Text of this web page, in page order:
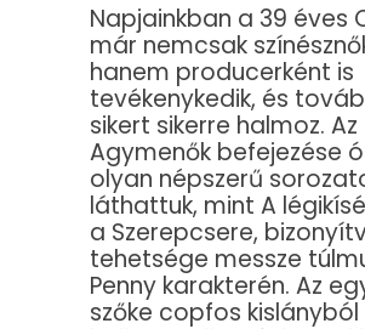
Napjainkban a 39 éves
már nemcsak
hanem producerként is
tevékenykedik, és
sikert sikerre halmoz. Az
Agymenők befejezése
olyan népszerű
láthattuk, mint A
a Szerepcsere,
tehetsége messze
Penny karakterén. Az
szőke copfos kislányból